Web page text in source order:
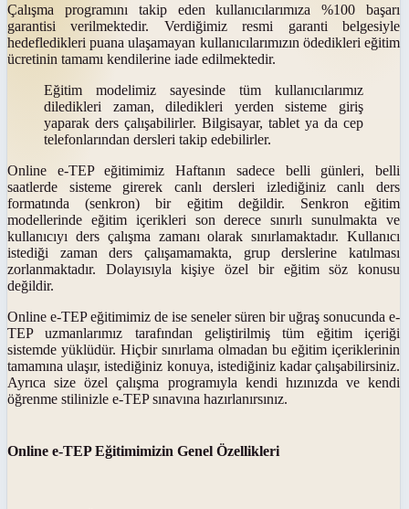
Çalışma programını takip eden kullanıcılarımıza %100 başarı
garantisi verilmektedir. Verdiğimiz resmi garanti belgesiyle
hedefledikleri puana ulaşamayan kullanıcılarımızın ödedikleri eğitim
ücretinin tamamı kendilerine iade edilmektedir.
Eğitim modelimiz sayesinde tüm kullanıcılarımız
diledikleri zaman, diledikleri yerden sisteme giriş
yaparak ders çalışabilirler. Bilgisayar, tablet ya da cep
telefonlarından dersleri takip edebilirler.
Online e-TEPeğitimimiz Haftanın sadece belli günleri, belli
saatlerde sisteme girerek canlı dersleri izlediğiniz canlı ders
formatında (senkron) bir eğitim değildir. Senkron eğitim
modellerinde eğitim içerikleri son derece sınırlı sunulmakta ve
kullanıcıyı ders çalışma zamanı olarak sınırlamaktadır. Kullanıcı
istediği zaman ders çalışamamakta, grup derslerine katılması
zorlanmaktadır. Dolayısıyla kişiye özel bir eğitim söz konusu
değildir.
Online e-TEP eğitimimiz de ise seneler süren bir uğraş sonucunda e-
TEP uzmanlarımız tarafından geliştirilmiş tüm eğitim içeriği
sistemde yüklüdür. Hiçbir sınırlama olmadan bu eğitim içeriklerinin
tamamına ulaşır, istediğiniz konuya, istediğiniz kadar çalışabilirsiniz.
Ayrıca size özel çalışma programıyla kendi hızınızda ve kendi
öğrenme stilinizle e-TEPsınavına hazırlanırsınız.
Online e-TEP Eğitimimizin Genel Özellikleri